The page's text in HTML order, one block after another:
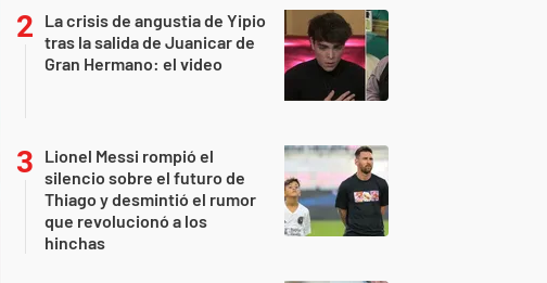
La crisis de angustia de Yipio
tras la salida de Juanicar de
Gran Hermano: el video
Lionel Messi rompió el
silencio sobre el futuro de
Thiago y desmintió el rumor
que revolucionó a los
hinchas